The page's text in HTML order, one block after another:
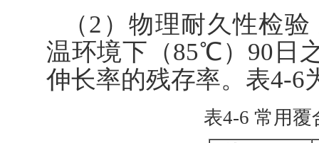
（2）物理耐久性检
温环境下（85℃）90日
伸长率的残存率。表4-6
表4-6 常用